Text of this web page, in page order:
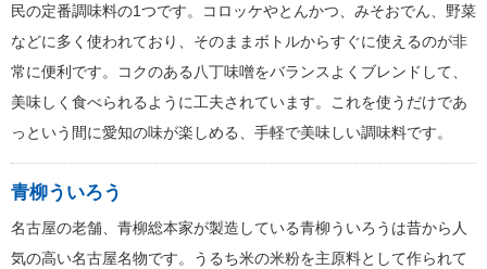
民の定番調味料の1つです。コロッケやとんかつ、みそおでん、野菜
などに多く使われており、そのままボトルからすぐに使えるのが非
常に便利です。コクのある八丁味噌をバランスよくブレンドして、
美味しく食べられるように工夫されています。これを使うだけであ
っという間に愛知の味が楽しめる、手軽で美味しい調味料です。
青柳ういろう
名古屋の老舗、青柳総本家が製造している青柳ういろうは昔から人
気の高い名古屋名物です。うるち米の米粉を主原料として作られて